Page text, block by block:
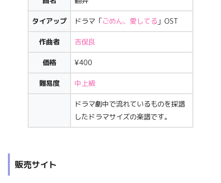
タイアップ ドラマ「ごめん、愛してる 」OST
作曲者 吉俣良
価格 ¥400
難易度 中上級
ドラマ劇中で流れているものを採譜
したドラマサイズの楽譜です。
販売サイト